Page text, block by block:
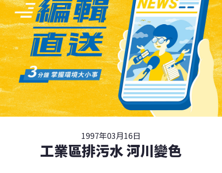
1997年03月16日
工業區排污水 河川變色